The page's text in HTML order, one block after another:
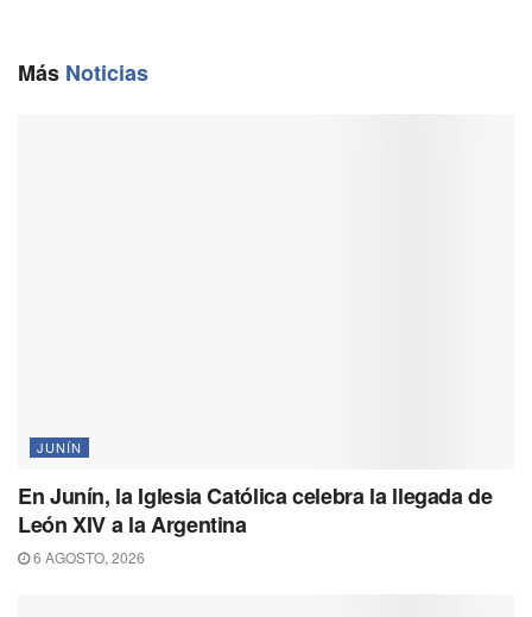
o
a
Más Noticias
JUNÍN
En Junín, la Iglesia Católica celebra la llegada de
León XIV a la Argentina
6 AGOSTO, 2026